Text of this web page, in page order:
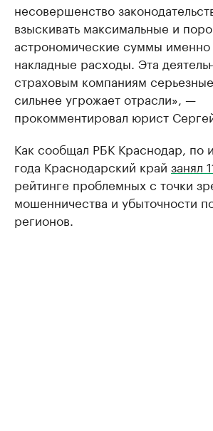
несовершенство
взыскивать максимальные и
астрономические суммы именно
накладные расходы. Эта
страховым компаниям
сильнее угрожает отрасли», —
прокомментировал юрист
Как сообщал РБК Краснодар, по
года Краснодарский край занял
рейтинге проблемных с точки
мошенничества и убыточности
регионов.